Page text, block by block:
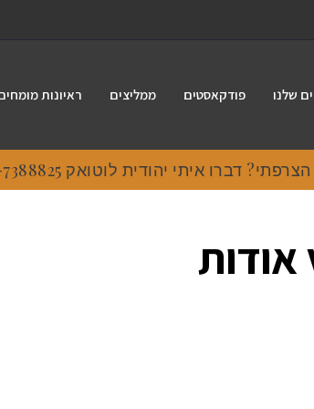
שלנו פודקאסטים ממליצים ראיונות
דברו איתי יהודית לוטואק 054-7388825
אודות